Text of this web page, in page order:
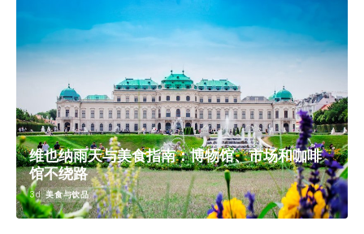
维也纳雨天与美食指南：博物馆、市场和咖啡
馆不绕路
3d 美食与饮品